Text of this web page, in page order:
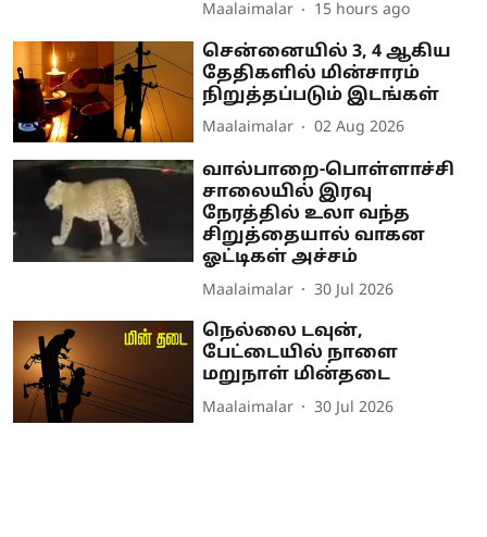
Maalaimalar 15 hours ago
சென்னையில் 3, 4 ஆகிய
தேதிகளில் மின்சாரம்
நிறுத்தப்படும் இடங்கள்
Maalaimalar 02 Aug 2026
வால்பாறை-பொள்ளாச்சி
சாலையில் இரவு
நேரத்தில் உலா வந்த
சிறுத்தையால் வாகன
ஓட்டிகள் அச்சம்
Maalaimalar 30 Jul 2026
நெல்லை டவுன்,
பேட்டையில் நாளை
மறுநாள் மின்தடை
Maalaimalar 30 Jul 2026